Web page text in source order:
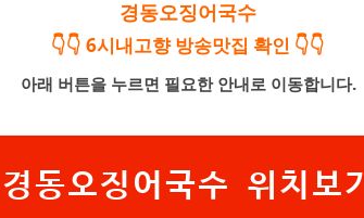
경동오징어국수
👇👇 6시내고향 방송맛집 확인 👇👇
아래 버튼을 누르면 필요한 안내로 이동합니다.
경동오징어국수 위치보기